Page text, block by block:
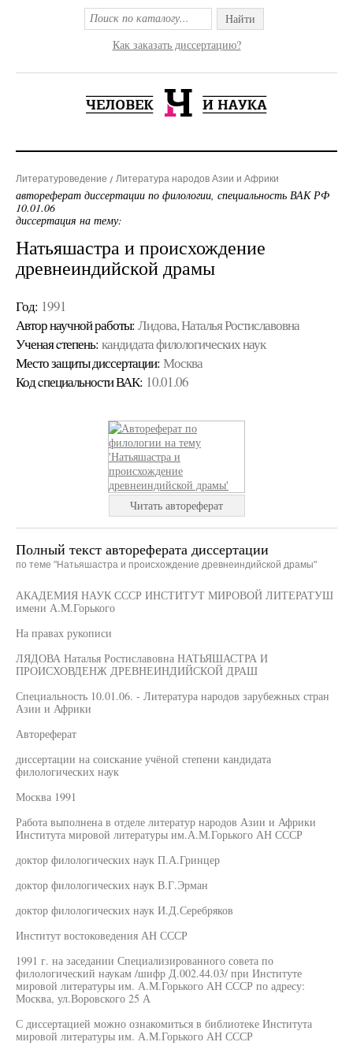
Найти
Как заказать диссертацию?
Литературоведение Литература народов Азии и Африки
автореферат диссертации по филологии, специальность ВАК РФ
10.01.06
диссертация на тему:
Натьяшастра и происхождение
древнеиндийской драмы
Год: 1991
Автор научной работы: Лидова, Наталья Ростиславовна
Ученая cтепень: кандидата филологических наук
Место защиты диссертации: Москва
Код cпециальности ВАК: 10.01.06
Читать автореферат
Полный текст автореферата диссертации
по теме "Натьяшастра и происхождение древнеиндийской драмы"
АКАДЕМИЯ НАУК СССР ИНСТИТУТ МИРОВОЙ ЛИТЕРАТУШ
имени А.М.Горького
На правах рукописи
ЛЯДОВА Наталья Ростиславовна НАТЬЯШАСТРА И
ПРОИСХОВДЕНЖ ДРЕВНЕИНДИЙСКОЙ ДРАШ
Специальность 10.01.06. - Литература народов зарубежных стран
Азии и Африки
Автореферат
диссертации на соискание учёной степени кандидата
филологических наук
Москва 1991
Работа выполнена в отделе литератур народов Азии и Африки
Института мировой литературы им.А.М.Горького АН СССР
доктор филологических наук П.А.Гринцер
доктор филологических наук В.Г.Эрман
доктор филологических наук И.Д.Серебряков
Институт востоковедения АН СССР
1991 г. на заседании Специализированного совета по
филологический наукам /шифр Д.002.44.03/ при Институте
мировой литературы им. А.М.Горького АН СССР по адресу:
Москва, ул.Воровского 25 А
С диссертацией можно ознакомиться в библиотеке Института
мировой литературы им. А.М.Горького АН СССР